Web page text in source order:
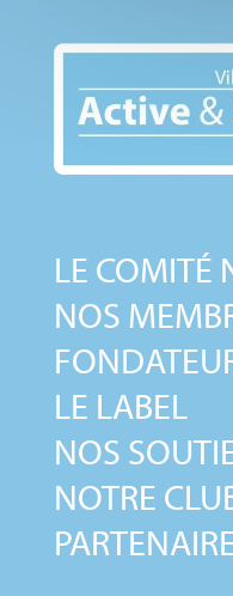
LE COMITÉ
NOS
LE LABEL
NOS
NOTRE